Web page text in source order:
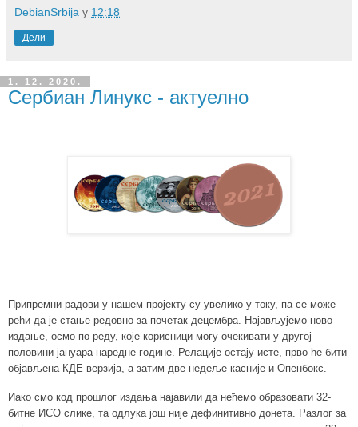
DebianSrbija у 12:18
Дели
1. 12. 2020.
Сербиан Линукс - актуелно
Припремни радови у нашем пројекту су увелико у току, па се може
рећи да је стање редовно за почетак децембра. Најављујемо ново
издање, осмо по реду, које корисници могу очекивати у другој
половини јануара наредне године. Релације остају исте, прво ће бити
објављена КДЕ верзија, а затим две недеље касније и Опенбокс.
Иако смо код прошлог издања најавили да нећемо образовати 32-
битне ИСО слике, та одлука још није дефинитивно донета. Разлог за